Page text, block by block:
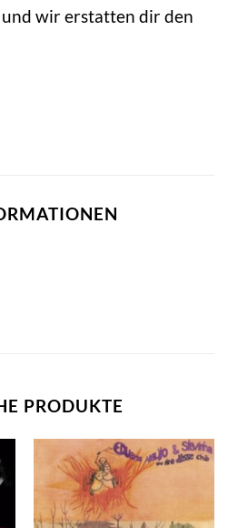
und wir erstatten dir den
PRODUKTE